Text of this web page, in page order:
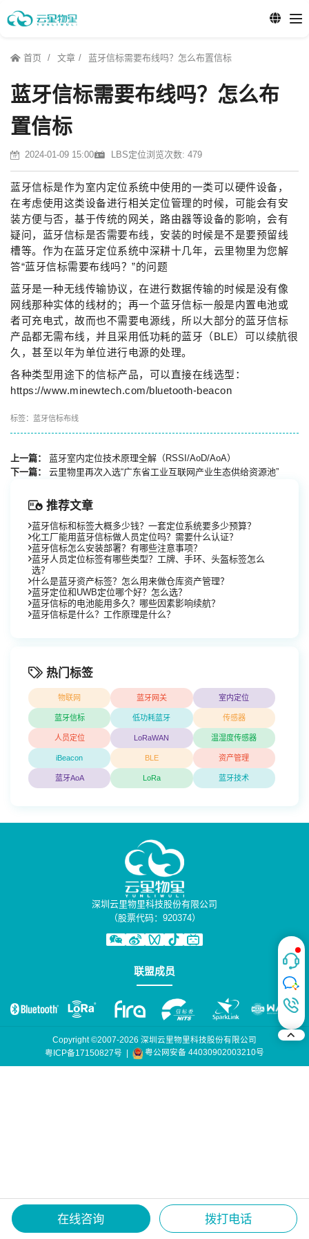
首页 文章 蓝牙信标需要布线吗？怎么布置信标
蓝牙信标需要布线吗？怎么布
置信标
2024-01-09 15:00 LBS定位浏览次数: 479
蓝牙信标是作为室内定位系统中使用的一类可以硬件设备，
在考虑使用这类设备进行相关定位管理的时候，可能会有安
装方便与否，基于传统的网关，路由器等设备的影响，会有
疑问，蓝牙信标是否需要布线，安装的时候是不是要预留线
槽等。作为在蓝牙定位系统中深耕十几年，云里物里为您解
答“蓝牙信标需要布线吗？”的问题
蓝牙是一种无线传输协议，在进行数据传输的时候是没有像
网线那种实体的线材的；再一个蓝牙信标一般是内置电池或
者可充电式，故而也不需要电源线，所以大部分的蓝牙信标
产品都无需布线，并且采用低功耗的蓝牙（BLE）可以续航很
久，甚至以年为单位进行电源的处理。
各种类型用途下的信标产品，可以直接在线选型：
https://www.minewtech.com/bluetooth-beacon
标签： 蓝牙信标布线
上一篇：
蓝牙室内定位技术原理全解（RSSI/AoD/AoA）
下一篇：
云里物里再次入选“广东省工业互联网产业生态供给资源池”
推荐文章
蓝牙信标和标签大概多少钱？一套定位系统要多少预算？
化工厂能用蓝牙信标做人员定位吗？需要什么认证？
蓝牙信标怎么安装部署？有哪些注意事项？
蓝牙人员定位标签有哪些类型？工牌、手环、头盔标签怎么
选？
什么是蓝牙资产标签？怎么用来做仓库资产管理？
蓝牙定位和UWB定位哪个好？怎么选？
蓝牙信标的电池能用多久？哪些因素影响续航？
蓝牙信标是什么？工作原理是什么？
热门标签
物联网 蓝牙网关 室内定位
蓝牙信标 低功耗蓝牙 传感器
人员定位 LoRaWAN 温湿度传感器
iBeacon BLE 资产管理
蓝牙AoA LoRa 蓝牙技术
深圳云里物里科技股份有限公司
（股票代码：920374）
联盟成员
Copyright ©2007-2026 深圳云里物里科技股份有限公司
粤ICP备17150827号 | 粤公网安备 44030902003210号
在线咨询 拨打电话